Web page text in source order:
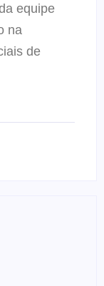
equipe
na
de